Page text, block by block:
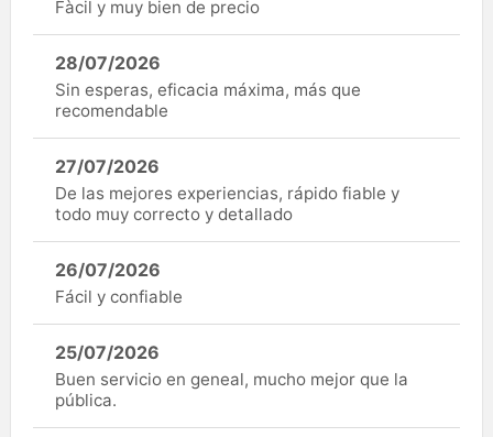
Fàcil y muy bien de precio
28/07/2026
Sin esperas, eficacia máxima, más que
recomendable
27/07/2026
De las mejores experiencias, rápido fiable y
todo muy correcto y detallado
26/07/2026
Fácil y confiable
25/07/2026
Buen servicio en geneal, mucho mejor que la
pública.